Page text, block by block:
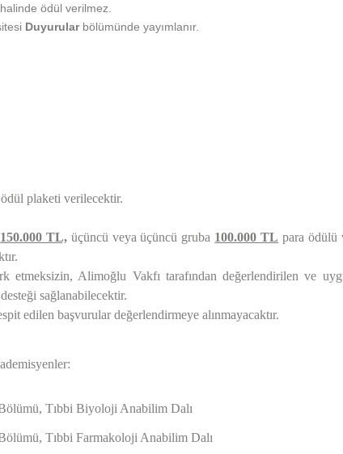
ödül verilmez.
Duyurular bölümünde yayımlanır.
plaketi verilecektir.
150.000 TL,üçüncü veya üçüncü gruba 100.000 TL para ödülü
etmeksizin, Alimoğlu Vakfı tarafından değerlendirilen ve
sağlanabilecektir.
edilen başvurular değerlendirmeye alınmayacaktır.
Tıbbi Biyoloji Anabilim Dalı
Tıbbi Farmakoloji Anabilim Dalı